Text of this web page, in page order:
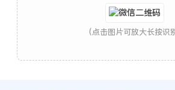
(点击图片可放大长按识